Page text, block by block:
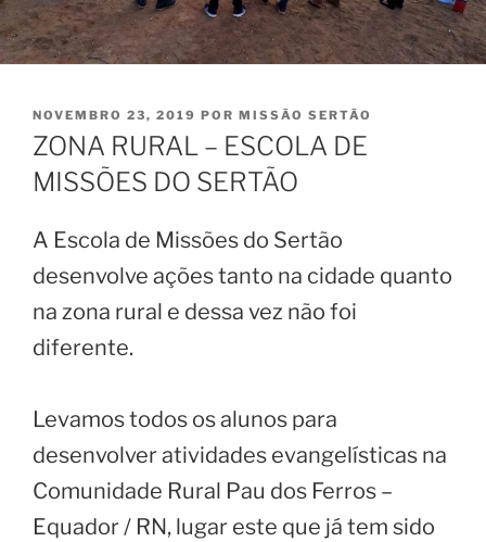
PUBLICADO
EM
NOVEMBRO 23, 2019 POR MISSÃO SERTÃO
ZONA RURAL – ESCOLA DE
MISSÕES DO SERTÃO
A Escola de Missões do Sertão
desenvolve ações tanto na cidade quanto
na zona rural e dessa vez não foi
diferente.
Levamos todos os alunos para
desenvolver atividades evangelísticas na
Comunidade Rural Pau dos Ferros –
Equador / RN, lugar este que já tem sido